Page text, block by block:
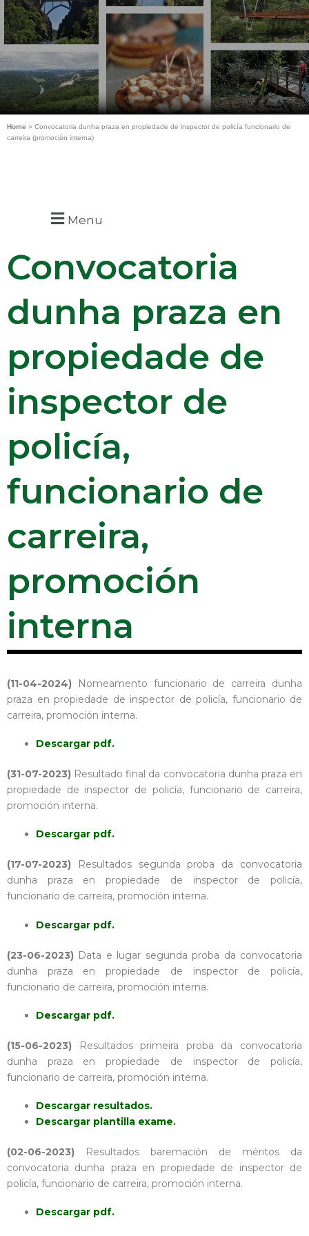
Home » Convocatoria dunha praza en propiedade de inspector de policía funcionario de
carreira (promoción interna)
Menu
Convocatoria
dunha praza en
propiedade de
inspector de
policía,
funcionario de
carreira,
promoción
interna
(11-04-2024) Nomeamento funcionario de carreira dunha
praza en propiedade de inspector de policía, funcionario de
carreira, promoción interna.
Descargar pdf.
(31-07-2023) Resultado final da convocatoria dunha praza en
propiedade de inspector de policía, funcionario de carreira,
promoción interna.
Descargar pdf.
(17-07-2023) Resultados segunda proba da convocatoria
dunha praza en propiedade de inspector de policía,
funcionario de carreira, promoción interna.
Descargar pdf.
(23-06-2023) Data e lugar segunda proba da convocatoria
dunha praza en propiedade de inspector de policía,
funcionario de carreira, promoción interna.
Descargar pdf.
(15-06-2023) Resultados primeira proba da convocatoria
dunha praza en propiedade de inspector de policía,
funcionario de carreira, promoción interna.
Descargar resultados.
Descargar plantilla exame.
(02-06-2023) Resultados baremación de méritos da
convocatoria dunha praza en propiedade de inspector de
policía, funcionario de carreira, promoción interna.
Descargar pdf.